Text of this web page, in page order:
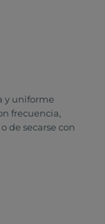
y uniforme
frecuencia,
de secarse con